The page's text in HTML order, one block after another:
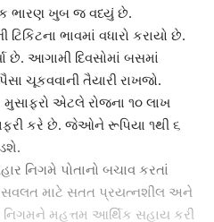
ભારણ ખુબ જ વધ્યું છે.
ટિકિટના ભાવમાં વધારો કરાયો છે.
છે. આગામી દિવસોમાં બસમાં
ચૂકવવાની તૈયારી રાખજો.
મુસાફરો એટલે રોજના ૧૦ લાખ
કરે છે. જેઓને રૂપિયા ૧થી ૬
નિગમે પોતાનો બચાવ કરતાં
માટે સતત પ્રયત્નશીલ અને
નિગમને મહત્તમ આર્થિક સહાય કરી